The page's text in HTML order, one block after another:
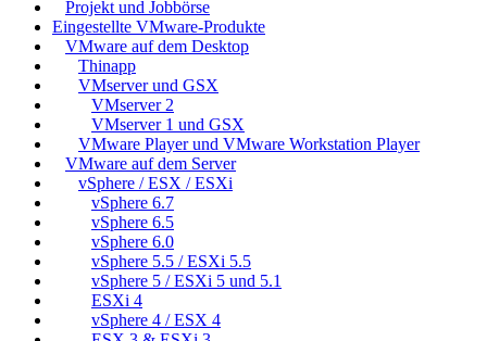
Projekt und Jobbörse
Eingestellte VMware-Produkte
VMware auf dem Desktop
Thinapp
VMserver und GSX
VMserver 2
VMserver 1 und GSX
VMware Player und VMware Workstation Player
VMware auf dem Server
vSphere / ESX / ESXi
vSphere 6.7
vSphere 6.5
vSphere 6.0
vSphere 5.5 / ESXi 5.5
vSphere 5 / ESXi 5 und 5.1
ESXi 4
vSphere 4 / ESX 4